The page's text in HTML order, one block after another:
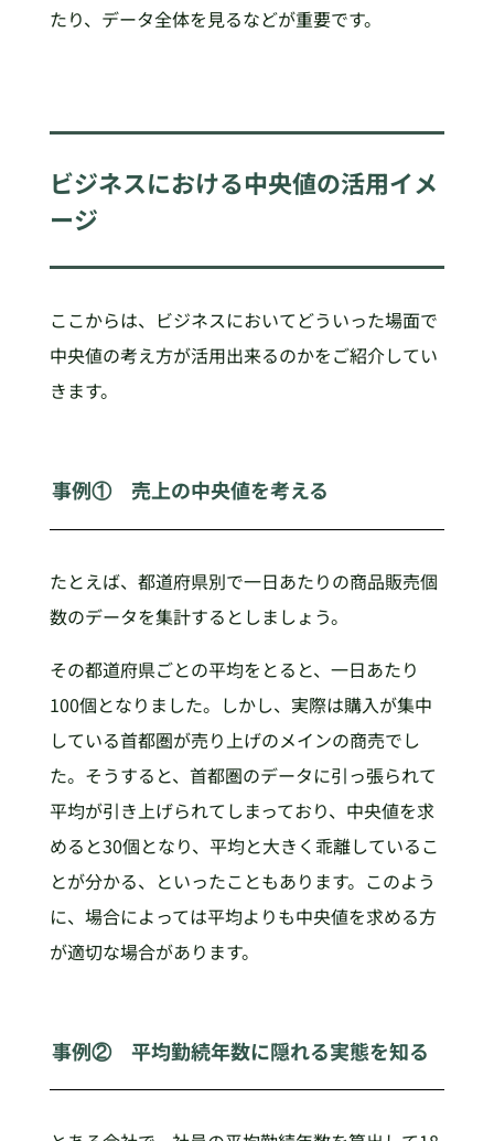
たり、データ全体を見るなどが重要です。
ビジネスにおける中央値の活用イメ
ージ
ここからは、ビジネスにおいてどういった場面で
中央値の考え方が活用出来るのかをご紹介してい
きます。
事例① 売上の中央値を考える
たとえば、都道府県別で一日あたりの商品販売個
数のデータを集計するとしましょう。
その都道府県ごとの平均をとると、一日あたり
100個となりました。しかし、実際は購入が集中
している首都圏が売り上げのメインの商売でし
た。そうすると、首都圏のデータに引っ張られて
平均が引き上げられてしまっており、中央値を求
めると30個となり、平均と大きく乖離しているこ
とが分かる、といったこともあります。このよう
に、場合によっては平均よりも中央値を求める方
が適切な場合があります。
事例② 平均勤続年数に隠れる実態を知る